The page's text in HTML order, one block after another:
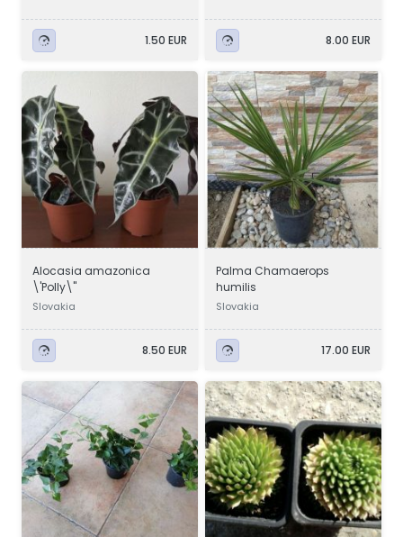
1.50 EUR 8.00 EUR
Alocasia amazonica
\'Polly\"
Slovakia
8.50 EUR
Palma Chamaerops
humilis
Slovakia
17.00 EUR